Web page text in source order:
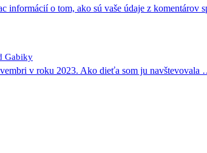
informácií o tom, ako sú vaše údaje z komentárov
Gabiky
v roku 2023. Ako dieťa som ju navštevovala